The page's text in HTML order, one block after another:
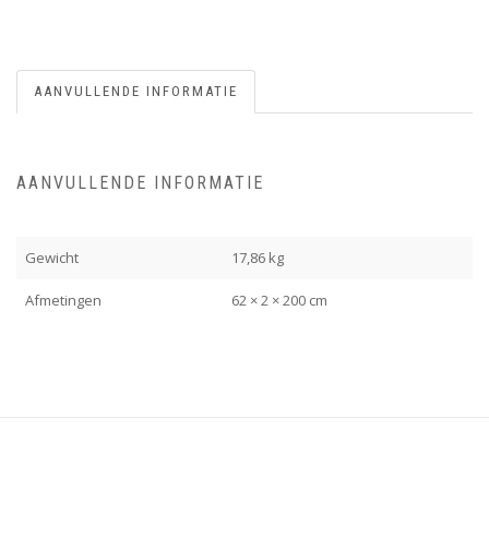
AANVULLENDE INFORMATIE
AANVULLENDE INFORMATIE
Gewicht 17,86 kg
Afmetingen 62 × 2 × 200 cm